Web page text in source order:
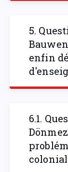
5.
enfin
6.1.